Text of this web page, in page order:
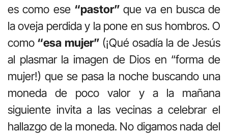
es como ese “pastor” que va en busca de
la oveja perdida y la pone en sus hombros. O
como “esa mujer” (¡Qué osadía la de Jesús
al plasmar la imagen de Dios en “forma de
mujer!) que se pasa la noche buscando una
moneda de poco valor y a la mañana
siguiente invita a las vecinas a celebrar el
hallazgo de la moneda. No digamos nada del